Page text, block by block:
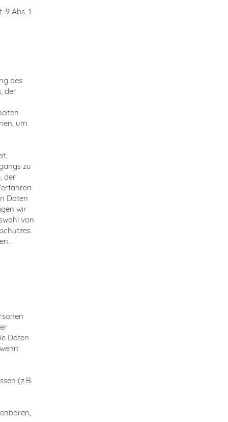
Abs. 1
des
der
um
zu
der
Daten
wir
von
Daten
(z.B.